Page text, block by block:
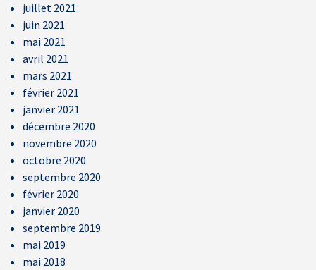
juillet 2021
juin 2021
mai 2021
avril 2021
mars 2021
février 2021
janvier 2021
décembre 2020
novembre 2020
octobre 2020
septembre 2020
février 2020
janvier 2020
septembre 2019
mai 2019
mai 2018